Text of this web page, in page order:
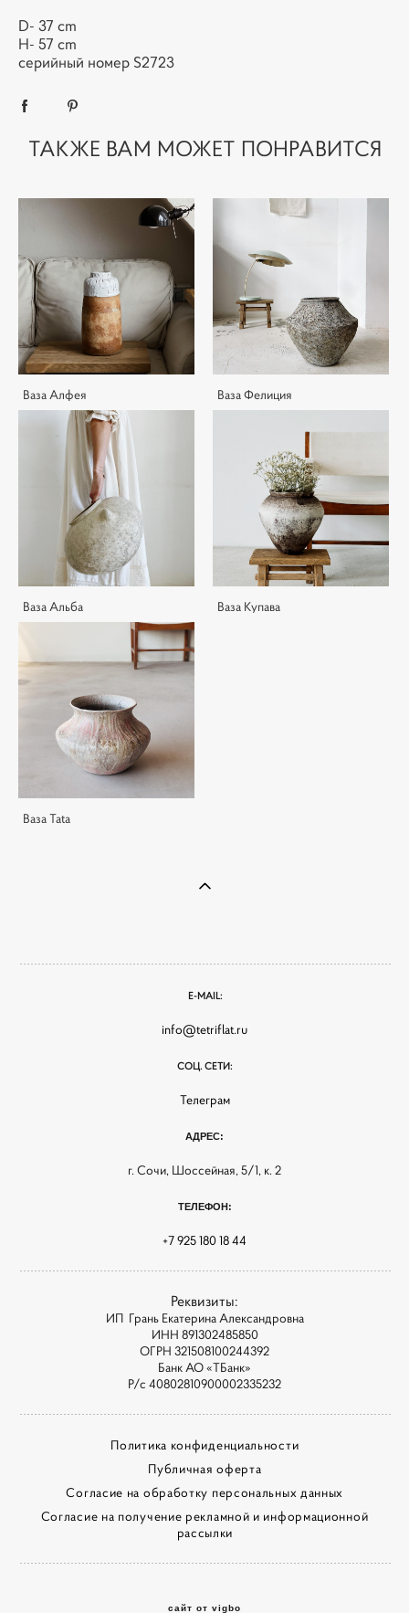
D- 37 cm
H- 57 cm
серийный номер S2723
ТАКЖЕ ВАМ МОЖЕТ ПОНРАВИТСЯ
Ваза Алфея Ваза Фелиция
Ваза Альба Ваза Купава
Ваза Tata
E-MAIL:
info@tetriflat.ru
СОЦ. СЕТИ:
Телеграм
АДРЕС:
г. Сочи, Шоссейная, 5/1, к. 2
ТЕЛЕФОН:
+7 925 180 18 44
Реквизиты:
ИП Грань Екатерина Александровна
ИНН 891302485850
ОГРН 321508100244392
Банк АО «ТБанк»
Р/с 40802810900002335232
Политика конфиденциальности
Публичная оферта
Согласие на обработку персональных данных
Согласие на получение рекламной и информационной
рассылки
сайт от vigbo